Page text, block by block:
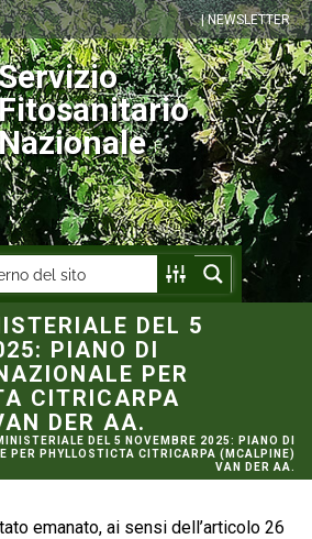
| NEWSLETTER
DEL 5
PIANO DI
PER
CITRICARPA
DER AA.
DEL 5 NOVEMBRE 2025: PIANO DI
PER PHYLLOSTICTA CITRICARPA (MCALPINE)
VAN DER AA.
emanato, ai sensi dell’articolo 26